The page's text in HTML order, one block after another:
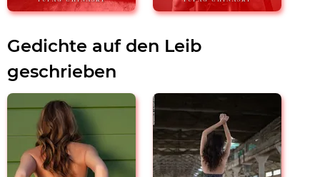
Gedichte auf den Leib
geschrieben